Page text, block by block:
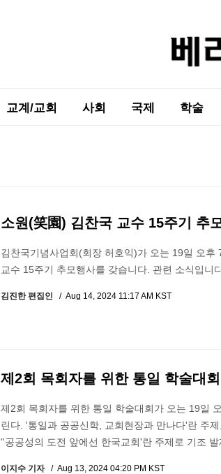
교계/교회 사회 국제 학술
소원(笑園) 김찬국 교수 15주기 추
김찬국기념사업회(회장 허호익)가 오는 19일 오
교수 15주기 추모행사를 갖습니다. 관련 소식입니
김진한 편집인 Aug 14, 2024 11:17 AM KST
제2회 목회자를 위한 통일 학술대회
제2회 목회자를 위한 통일 학술대회가 오는 19일
린다. '통일과 공공신학, 교회현장과 만나다'란 주
''공공성의 도전 앞에선 한국교회'란 주제로 기조 발
이지수 기자 Aug 13, 2024 04:20 PM KST